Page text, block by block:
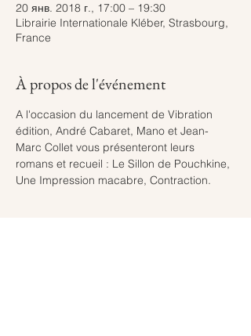
20 янв. 2018 г., 17:00 – 19:30
Librairie Internationale Kléber, Strasbourg,
France
À propos de l'événement
A l'occasion du lancement de Vibration
édition, André Cabaret, Mano et Jean-
Marc Collet vous présenteront leurs
romans et recueil : Le Sillon de Pouchkine,
Une Impression macabre, Contraction.